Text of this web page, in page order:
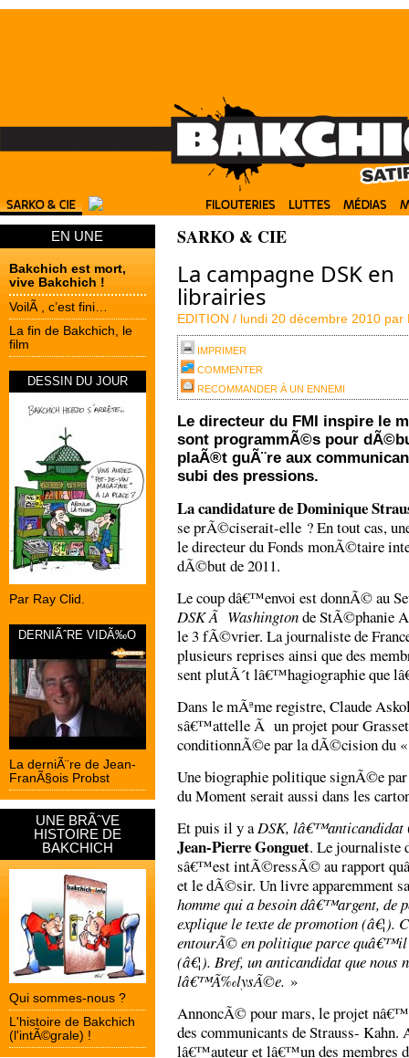
EN UNE
Bakchich est mort,
vive Bakchich !
VoilÃ , c’est fini…
La fin de Bakchich, le
film
DESSIN DU JOUR
Par Ray Clid.
DERNIÃˆRE VIDÃ‰O
La derniÃ¨re de Jean-
FranÃ§ois Probst
UNE BRÃˆVE
HISTOIRE DE
BAKCHICH
Qui sommes-nous ?
L'histoire de Bakchich
(l'intÃ©grale) !
SARKO & CIE
La campagne DSK en
librairies
EDITION / lundi 20 décembre 2010 par
IMPRIMER
COMMENTER
RECOMMANDER À UN ENNEMI
Le directeur du FMI inspire le
sont programmÃ©s pour
plaÃ®t guÃ¨re aux
subi des pressions.
La candidature de Dominique
se prÃ©ciserait-elle ? En tout cas,
le directeur du Fonds monÃ©taire
dÃ©but de 2011.
Le coup dâ€™envoi est donnÃ© au
DSK Ã Washingtonde StÃ©phanie
le 3 fÃ©vrier. La journaliste de
plusieurs reprises ainsi que des
sent plutÃ´t lâ€™hagiographie que
Dans le mÃªme registre, Claude
sâ€™attelle Ã un projet pour
conditionnÃ©e par la dÃ©cision du
Une biographie politique signÃ©e
du Moment serait aussi dans les
Et puis il y aDSK, lâ€™anticandidat
Jean-Pierre Gonguet. Le journaliste
sâ€™est intÃ©ressÃ© au rapport
et le dÃ©sir. Un livre apparemment
homme qui a besoin dâ€™argent, de
explique le texte de promotion
entourÃ© en politique parce quâ€™il
(â€¦). Bref, un anticandidat que
lâ€™Ã‰lysÃ©e. »
AnnoncÃ© pour mars, le projet
des communicants de Strauss-
lâ€™auteur et lâ€™un des membres